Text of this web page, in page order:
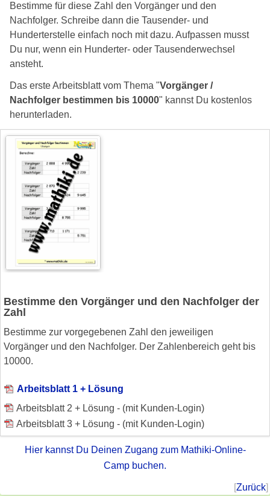
Bestimme für diese Zahl den Vorgänger und den
Nachfolger. Schreibe dann die Tausender- und
Hunderterstelle einfach noch mit dazu. Aufpassen musst
Du nur, wenn ein Hunderter- oder Tausenderwechsel
ansteht.
Das erste Arbeitsblatt vom Thema "Vorgänger /
Nachfolger bestimmen bis 10000" kannst Du kostenlos
herunterladen.
Bestimme den Vorgänger und den Nachfolger der
Zahl
Bestimme zur vorgegebenen Zahl den jeweiligen
Vorgänger und den Nachfolger. Der Zahlenbereich geht bis
10000.
Arbeitsblatt 1 + Lösung
Arbeitsblatt 2 + Lösung - (mit Kunden-Login)
Arbeitsblatt 3 + Lösung - (mit Kunden-Login)
Hier kannst Du Deinen Zugang zum Mathiki-Online-
Camp buchen.
[Zurück]